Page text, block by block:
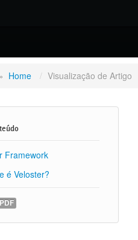
Home / Visualização de Artigo
Framework
é Veloster?